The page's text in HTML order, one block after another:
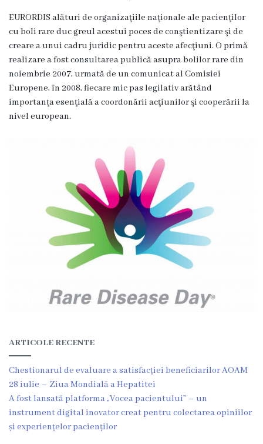
S
e
r
v
i
A
c
h
i
EURORDIS alături de organizaţiile naţionale ale pacienţilor
cu boli rare duc greul acestui poces de conştientizare şi de
creare a unui cadru juridic pentru aceste afecţiuni. O primă
realizare a fost consultarea publică asupra bolilor rare din
noiembrie 2007, urmată de un comunicat al Comisiei
Europene, în 2008, fiecare mic pas legilativ arătând
importanţa esenţială a coordonării acţiunilor şi cooperării la
nivel european.
ARTICOLE RECENTE
Chestionarul de evaluare a satisfacției beneficiarilor AOAM
28 iulie – Ziua Mondială a Hepatitei
A fost lansată platforma „Vocea pacientului” – un
instrument digital inovator creat pentru colectarea opiniilor
și experiențelor pacienților